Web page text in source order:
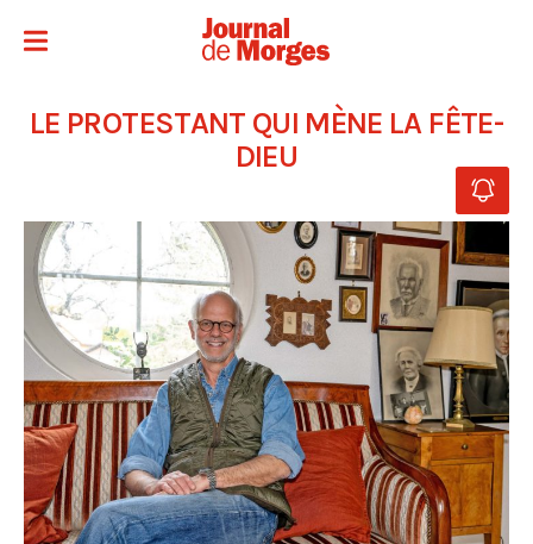
LE PROTESTANT QUI MÈNE LA FÊTE-
DIEU